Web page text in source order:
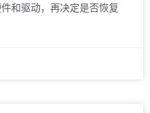
和驱动，再决定是否恢复